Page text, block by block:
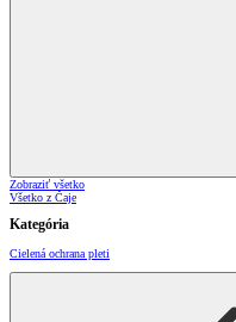
Zobraziť všetko
Všetko z Čaje
Kategória
Cielená ochrana pleti